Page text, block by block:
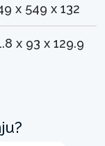
x 549 x 132
x 93 x 129.9